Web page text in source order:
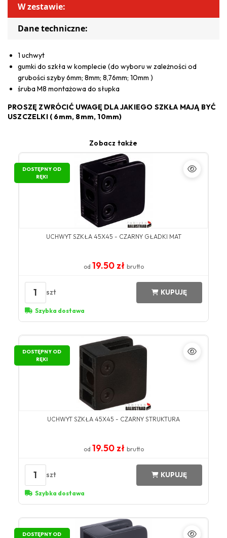
W zestawie:
Dane techniczne:
1 uchwyt
gumki do szkła w komplecie (do wyboru w zależności od
grubości szyby 6mm; 8mm; 8,76mm; 10mm )
śruba M8 montażowa do słupka
PROSZĘ ZWRÓCIĆ UWAGĘ DLA JAKIEGO SZKŁA MAJĄ BYĆ
USZCZELKI ( 6mm, 8mm, 10mm)
Zobacz także
DOSTĘPNY OD
RĘKI
UCHWYT SZKŁA 45X45 - CZARNY GŁADKI MAT
od 19.50 zł brutto
1 szt KUPUJĘ
Szybka dostawa
DOSTĘPNY OD
RĘKI
UCHWYT SZKŁA 45X45 - CZARNY STRUKTURA
od 19.50 zł brutto
1 szt KUPUJĘ
Szybka dostawa
DOSTĘPNY OD